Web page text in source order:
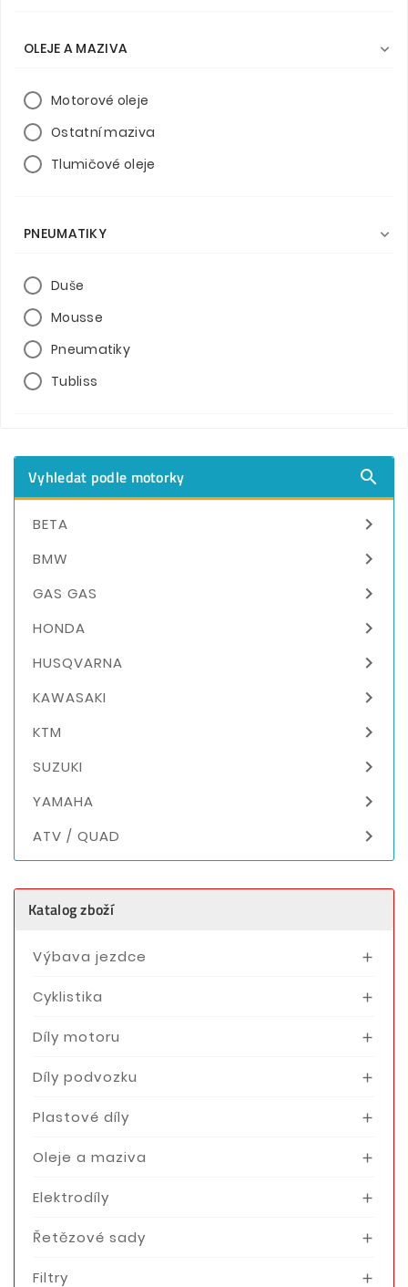
OLEJE A MAZIVA 
Motorové oleje
Ostatní maziva
Tlumičové oleje
PNEUMATIKY 
Duše
Mousse
Pneumatiky
Tubliss
Vyhledat podle motorky 
BETA 
BMW 
GAS GAS 
HONDA 
HUSQVARNA 
KAWASAKI 
KTM 
SUZUKI 
YAMAHA 
ATV / QUAD 
Katalog zboží
Výbava jezdce 
Cyklistika 
Díly motoru 
Díly podvozku 
Plastové díly 
Oleje a maziva 
Elektrodíly 
Řetězové sady 
Filtry 